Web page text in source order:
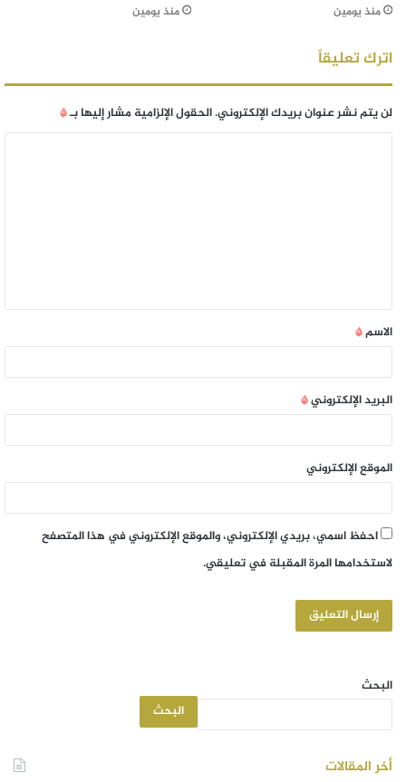
منذ يومين منذ يومين
اترك تعليقاً
لن يتم نشر عنوان بريدك الإلكتروني.الحقول الإلزامية مشار إليها بـ*
الاسم*
البريد الإلكتروني*
الموقع الإلكتروني
احفظ اسمي، بريدي الإلكتروني، والموقع الإلكتروني في هذا المتصفح
لاستخدامها المرة المقبلة في تعليقي.
البحث
البحث
أخر المقالات